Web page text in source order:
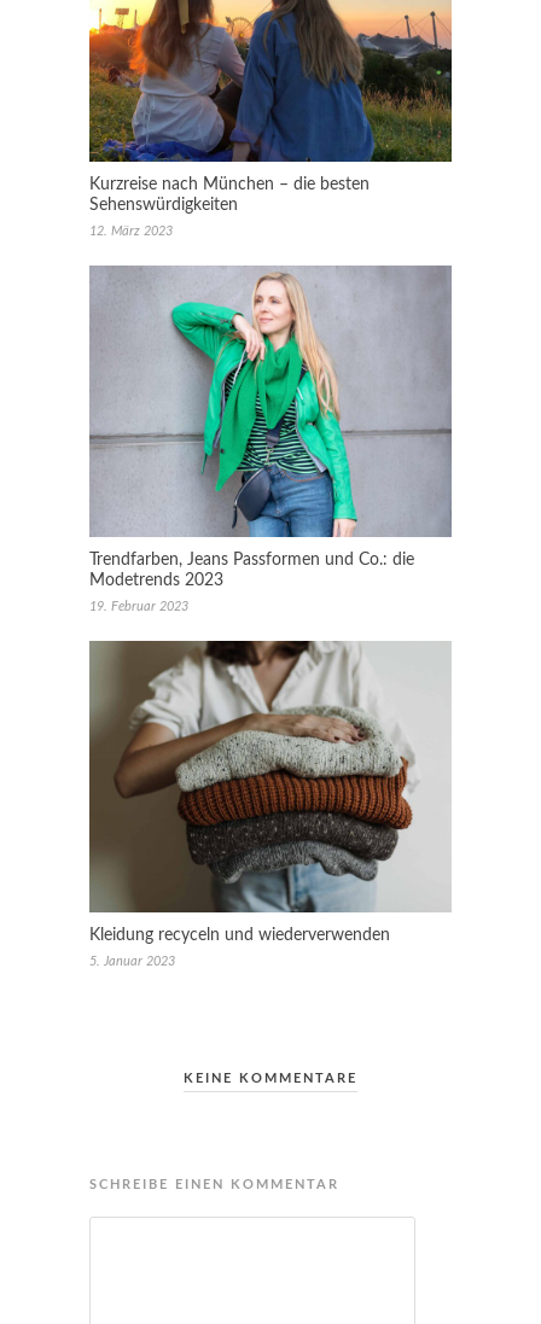
Kurzreise nach München – die besten
Sehenswürdigkeiten
12. März 2023
Trendfarben, Jeans Passformen und Co.: die
Modetrends 2023
19. Februar 2023
Kleidung recyceln und wiederverwenden
5. Januar 2023
KEINE KOMMENTARE
SCHREIBE EINEN KOMMENTAR